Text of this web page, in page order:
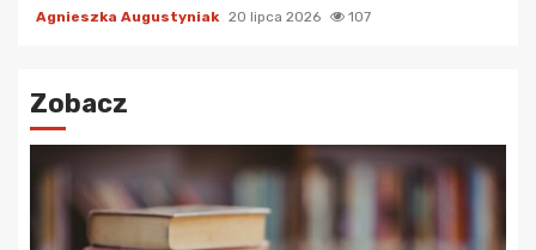
Agnieszka Augustyniak 20 lipca 2026 107
Zobacz